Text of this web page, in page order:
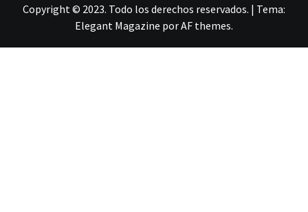
Copyright © 2023. Todo los derechos reservados. | Tema:
Elegant Magazine porAF themes.